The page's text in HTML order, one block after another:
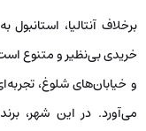
برخلاف آنتالیا،
خریدی بی‌نظیر و متنوع
و خیابان‌های شلوغ،
می‌آورد. در این شهر،